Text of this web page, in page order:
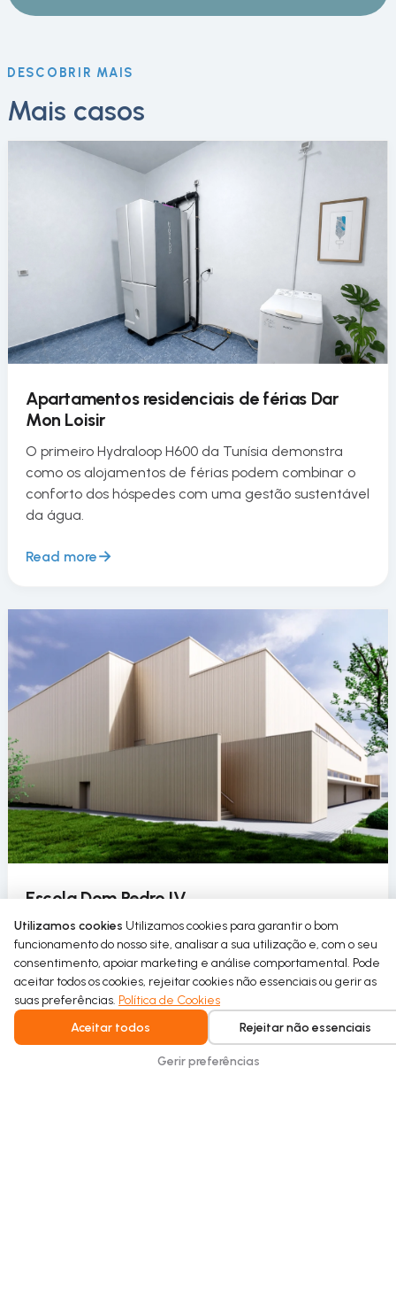
DESCOBRIR MAIS
Mais casos
Apartamentos residenciais de férias Dar
Mon Loisir
O primeiro Hydraloop H600 da Tunísia demonstra
como os alojamentos de férias podem combinar o
conforto dos hóspedes com uma gestão sustentável
da água.
Read more
Escola Dom Pedro IV
A Escola Dom Pedro IV introduz o uso circular da
água no seu pavilhão desportivo como parte de um
projeto de requalificação sustentável.
Read more
Utilizamos cookies Utilizamos cookies para garantir o bom
funcionamento do nosso site, analisar a sua utilização e, com o seu
consentimento, apoiar marketing e análise comportamental. Pode
aceitar todos os cookies, rejeitar cookies não essenciais ou gerir as
suas preferências. Política de Cookies
Aceitar todos
Rejeitar não essenciais
Gerir preferências